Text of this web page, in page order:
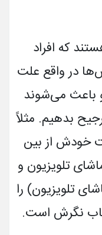
که افراد
در واقع علت
باعث می­‌شوند
بدهیم. مثلاً
خودش از بین
تلویزیون و
تلویزیون) را
نگرش است.